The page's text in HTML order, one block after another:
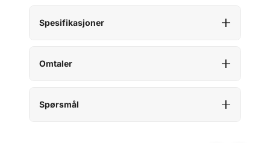
Spesifikasjoner
Omtaler
Spørsmål